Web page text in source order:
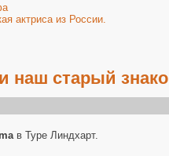
актриса из России.
и наш старый
в Туре Линдхарт.